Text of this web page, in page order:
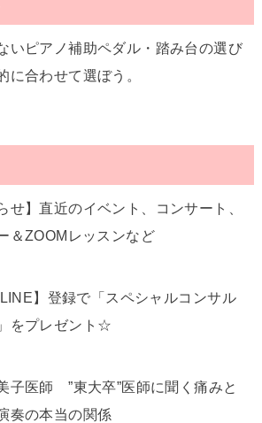
いピアノ補助ペダル・踏み台の選び
に合わせて選ぼう。
せ】直近のイベント、コンサート、
＆ZOOMレッスンなど
LINE】登録で「スペシャルコンサル
をプレゼント☆
子医師 ”東大卒”医師に聞く痛みと
奏の本当の関係